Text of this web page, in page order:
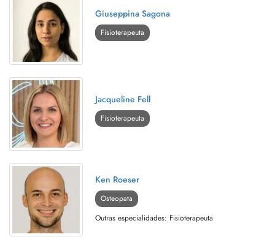
Giuseppina Sagona
Fisioterapeuta
Jacqueline Fell
Fisioterapeuta
Ken Roeser
Osteopata
Outras especialidades: Fisioterapeuta